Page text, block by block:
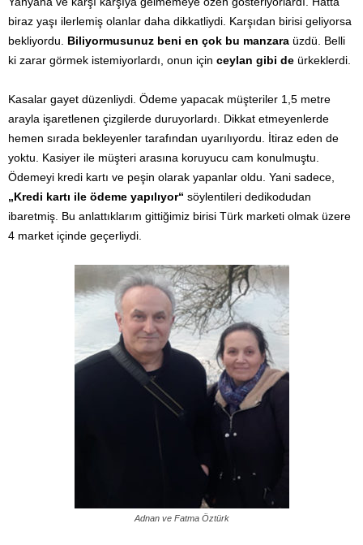
biraz yaşı ilerlemiş olanlar daha dikkatliydi. Karşıdan birisi geliyorsa
bekliyordu. Biliyormusunuz beni en çok bu manzara üzdü. Belli
ki zarar görmek istemiyorlardı, onun için ceylan gibi de ürkeklerdi.
Kasalar gayet düzenliydi. Ödeme yapacak müşteriler 1,5 metre
arayla işaretlenen çizgilerde duruyorlardı. Dikkat etmeyenlerde
hemen sırada bekleyenler tarafından uyarılıyordu. İtiraz eden de
yoktu. Kasiyer ile müşteri arasına koruyucu cam konulmuştu.
Ödemeyi kredi kartı ve peşin olarak yapanlar oldu. Yani sadece,
„Kredi kartı ile ödeme yapılıyor“ söylentileri dedikodudan
ibaretmiş. Bu anlattıklarım gittiğimiz birisi Türk marketi olmak üzere
4 market içinde geçerliydi.
Adnan ve Fatma Öztürk